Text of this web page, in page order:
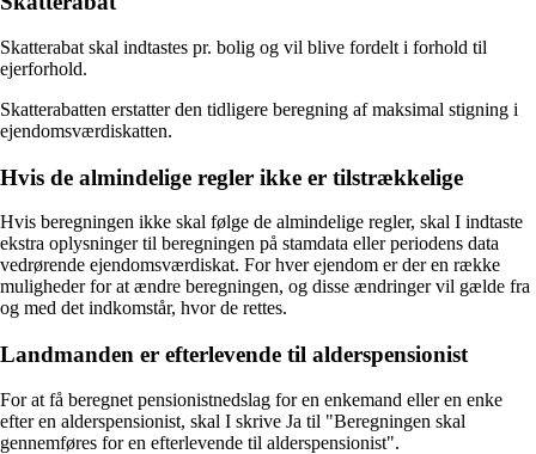
Skatterabat skal indtastes pr. bolig og vil blive fordelt i forhold til
ejerforhold.
Skatterabatten erstatter den tidligere beregning af maksimal stigning i
ejendomsværdiskatten.
Hvis de almindelige regler ikke er tilstrækkelige
Hvis beregningen ikke skal følge de almindelige regler, skal I indtaste
ekstra oplysninger til beregningen på stamdata eller periodens data
vedrørende ejendomsværdiskat. For hver ejendom er der en række
muligheder for at ændre beregningen, og disse ændringer vil gælde fra
og med det indkomstår, hvor de rettes.
Landmanden er efterlevende til alderspensionist
For at få beregnet pensionistnedslag for en enkemand eller en enke
efter en alderspensionist, skal I skrive Ja til "Beregningen skal
gennemføres for en efterlevende til alderspensionist".